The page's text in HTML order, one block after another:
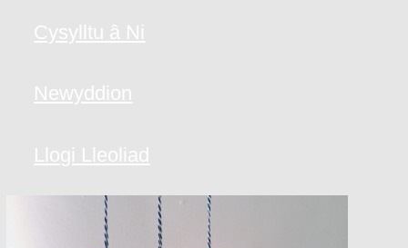
Cysylltu â Ni
Newyddion
Llogi Lleoliad